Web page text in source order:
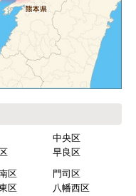
したか？
か？
中央区
早良区
区
門司区
区
八幡西区